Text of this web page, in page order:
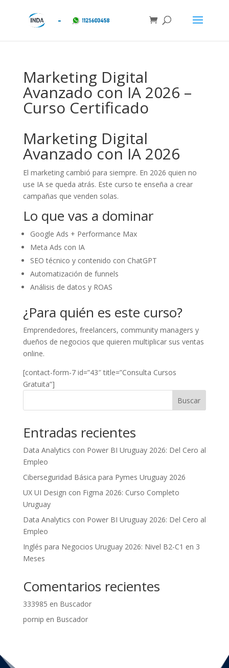
Marketing Digital
Avanzado con IA 2026 –
Curso Certificado
Marketing Digital
Avanzado con IA 2026
El marketing cambió para siempre. En 2026 quien no
use IA se queda atrás. Este curso te enseña a crear
campañas que venden solas.
Lo que vas a dominar
Google Ads + Performance Max
Meta Ads con IA
SEO técnico y contenido con ChatGPT
Automatización de funnels
Análisis de datos y ROAS
¿Para quién es este curso?
Emprendedores, freelancers, community managers y
dueños de negocios que quieren multiplicar sus ventas
online.
[contact-form-7 id=”43″ title=”Consulta Cursos
Gratuita”]
Buscar
Entradas recientes
Data Analytics con Power BI Uruguay 2026: Del Cero al
Empleo
Ciberseguridad Básica para Pymes Uruguay 2026
UX UI Design con Figma 2026: Curso Completo
Uruguay
Data Analytics con Power BI Uruguay 2026: Del Cero al
Empleo
Inglés para Negocios Uruguay 2026: Nivel B2-C1 en 3
Meses
Comentarios recientes
333985 en Buscador
pornip en Buscador